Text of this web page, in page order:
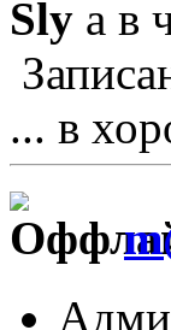
Sly а в
... в